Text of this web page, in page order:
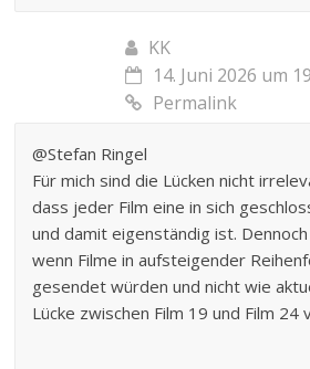
KK
14. Juni 2026 um
Permalink
@Stefan Ringel
Für mich sind die Lücken nicht
dass jeder Film eine in sich
und damit eigenständig ist.
wenn Filme in aufsteigender
gesendet würden und nicht wie
Lücke zwischen Film 19 und Film 24